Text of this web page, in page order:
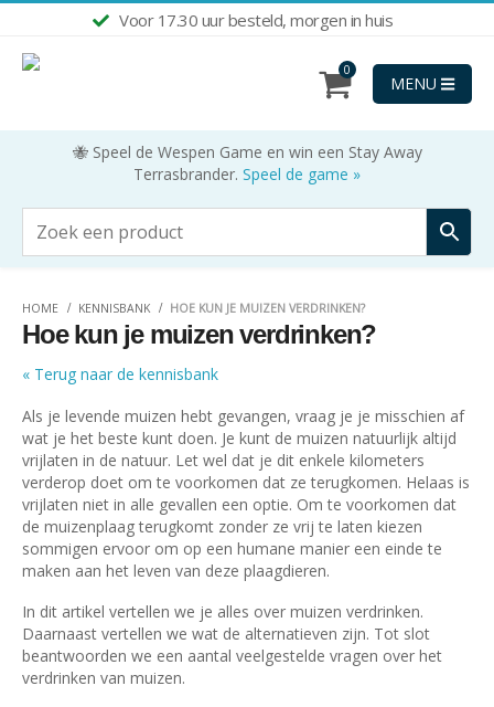
Voor 17.30 uur besteld, morgen in huis
0
MENU
🐝 Speel de Wespen Game en win een Stay Away
Terrasbrander. Speel de game »
HOME KENNISBANK HOE KUN JE MUIZEN VERDRINKEN?
Hoe kun je muizen verdrinken?
« Terug naar de kennisbank
Als je levende muizen hebt gevangen, vraag je je misschien af
wat je het beste kunt doen. Je kunt de muizen natuurlijk altijd
vrijlaten in de natuur. Let wel dat je dit enkele kilometers
verderop doet om te voorkomen dat ze terugkomen. Helaas is
vrijlaten niet in alle gevallen een optie. Om te voorkomen dat
de muizenplaag terugkomt zonder ze vrij te laten kiezen
sommigen ervoor om op een humane manier een einde te
maken aan het leven van deze plaagdieren.
In dit artikel vertellen we je alles over muizen verdrinken.
Daarnaast vertellen we wat de alternatieven zijn. Tot slot
beantwoorden we een aantal veelgestelde vragen over het
verdrinken van muizen.